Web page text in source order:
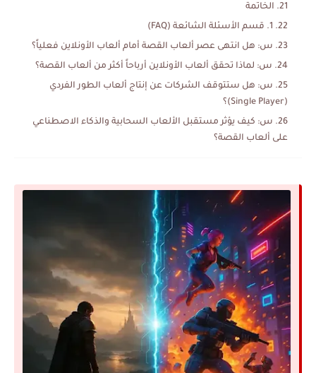
الخاتمة
1. قسم الأسئلة الشائعة (FAQ)
س: هل انتهى عصر ألعاب القصة أمام ألعاب الأونلاين فعلياً؟
س: لماذا تحقق ألعاب الأونلاين أرباحاً أكثر من ألعاب القصة؟
س: هل ستتوقف الشركات عن إنتاج ألعاب الطور الفردي
(Single Player)؟
س: كيف يؤثر مستقبل الألعاب السحابية والذكاء الاصطناعي
على ألعاب القصة؟